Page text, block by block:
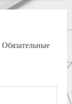
Обязательные